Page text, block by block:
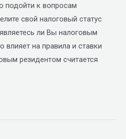
подойти к вопросам
свой налоговый статус
ли Вы налоговым
влияет на правила и ставки
резидентом считается